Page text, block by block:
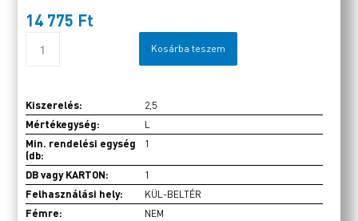
14 775 Ft
Kosárba teszem
Kiszerelés: 2,5
Mértékegység: L
Min. rendelési egység
(db:
1
DB vagy KARTON: 1
Felhasználási hely: KÜL-BELTÉR
Fémre: NEM